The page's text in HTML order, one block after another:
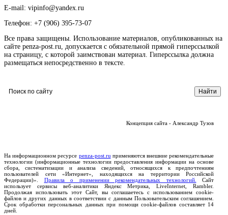
E-mail: vipinfo@yandex.ru
Телефон: +7 (906) 395-73-07
Все права защищены. Использование материалов, опубликованных на
сайте penza-post.ru, допускается с обязательной прямой гиперссылкой
на страницу, с которой заимствован материал. Гиперссылка должна
размещаться непосредственно в тексте.
Концепция сайта - Александр Тузов
На информационном ресурсе penza-post.ru применяются внешние рекомендательные
технологии (информационные технологии предоставления информации на основе
сбора, систематизации и анализа сведений, относящихся к предпочтениям
пользователей сети «Интернет», находящихся на территории Российской
Федерации)». Правила о применении рекомендательных технологий.
Сайт
использует сервисы веб-аналитики Яндекс Метрика, LiveInternet, Rambler.
Продолжая использовать этот Сайт, вы соглашаетесь с использованием cookie-
файлов и других данных в соответствии с данным Пользовательским соглашением.
Срок обработки персональных данных при помощи cookie-файлов составляет 14
дней.